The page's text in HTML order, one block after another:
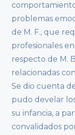
problemas
de M. F., que
profesionales
respecto de M.
relacionadas
Se dio cuenta
pudo develar
su infancia, a
convalidados